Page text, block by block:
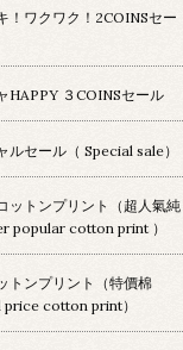
！ワクワク！2COINSセー
HAPPY ３COINSセール
ルセール（ Special sale）
ットンプリント（超人氣純
popular cotton print ）
トンプリント（特價棉
price cotton print）